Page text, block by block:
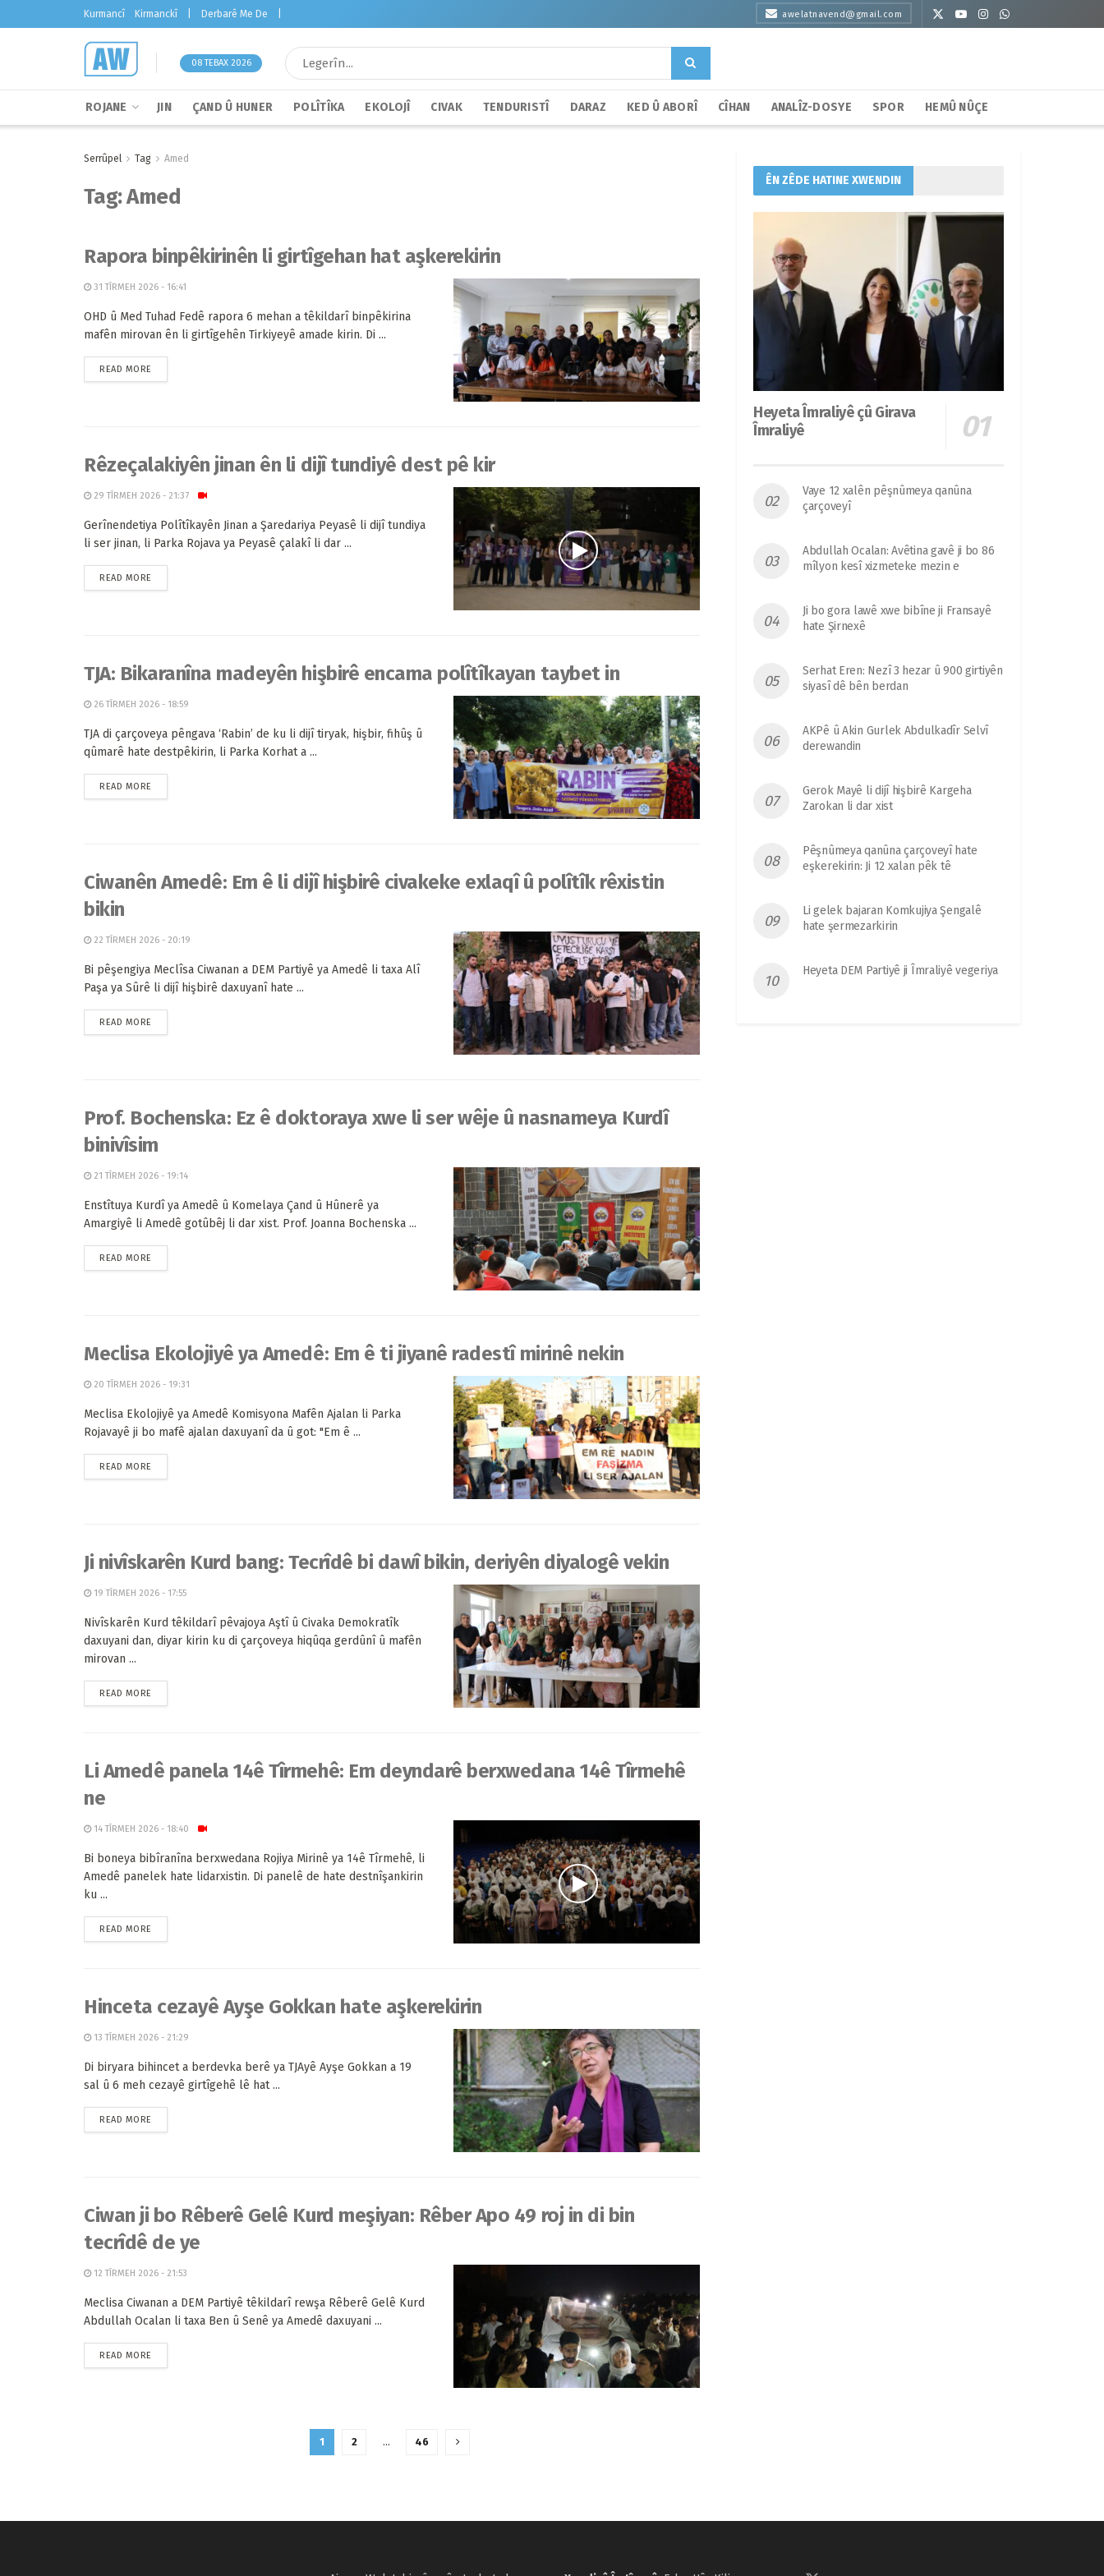
Kurmancî Kirmanckî Derbarê Me De awelatnavend@gmail.com
08 TEBAX 2026
ROJANE JIN ÇAND Û HUNER POLÎTÎKA EKOLOJÎ CIVAK TENDURISTÎ DARAZ KED Û ABORÎ CÎHAN ANALÎZ-DOSYE SPOR HEMÛ NÛÇE
Serrûpel Tag Amed
Tag:Amed
Rapora binpêkirinên li girtîgehan hat aşkerekirin
31 TÎRMEH 2026 - 16:41
OHD û Med Tuhad Fedê rapora 6 mehan a têkildarî binpêkirina
mafên mirovan ên li girtîgehên Tirkiyeyê amade kirin. Di ...
READ MORE
Rêzeçalakiyên jinan ên li dijî tundiyê dest pê kir
29 TÎRMEH 2026 - 21:37
Gerînendetiya Polîtîkayên Jinan a Şaredariya Peyasê li dijî tundiya
li ser jinan, li Parka Rojava ya Peyasê çalakî li dar ...
READ MORE
TJA: Bikaranîna madeyên hişbirê encama polîtîkayan taybet in
26 TÎRMEH 2026 - 18:59
TJA di çarçoveya pêngava ‘Rabin’ de ku li dijî tiryak, hişbir, fihûş û
qûmarê hate destpêkirin, li Parka Korhat a ...
READ MORE
Ciwanên Amedê: Em ê li dijî hişbirê civakeke exlaqî û polîtîk rêxistin
bikin
22 TÎRMEH 2026 - 20:19
Bi pêşengiya Meclîsa Ciwanan a DEM Partiyê ya Amedê li taxa Alî
Paşa ya Sûrê li dijî hişbirê daxuyanî hate ...
READ MORE
Prof. Bochenska: Ez ê doktoraya xwe li ser wêje û nasnameya Kurdî
binivîsim
21 TÎRMEH 2026 - 19:14
Enstîtuya Kurdî ya Amedê û Komelaya Çand û Hûnerê ya
Amargiyê li Amedê gotûbêj li dar xist. Prof. Joanna Bochenska ...
READ MORE
Meclisa Ekolojiyê ya Amedê: Em ê ti jiyanê radestî mirinê nekin
20 TÎRMEH 2026 - 19:31
Meclisa Ekolojiyê ya Amedê Komisyona Mafên Ajalan li Parka
Rojavayê ji bo mafê ajalan daxuyanî da û got: "Em ê ...
READ MORE
Ji nivîskarên Kurd bang: Tecrîdê bi dawî bikin, deriyên diyalogê vekin
19 TÎRMEH 2026 - 17:55
Nivîskarên Kurd têkildarî pêvajoya Aştî û Civaka Demokratîk
daxuyani dan, diyar kirin ku di çarçoveya hiqûqa gerdûnî û mafên
mirovan ...
READ MORE
Li Amedê panela 14ê Tîrmehê: Em deyndarê berxwedana 14ê Tîrmehê
ne
14 TÎRMEH 2026 - 18:40
Bi boneya bibîranîna berxwedana Rojiya Mirinê ya 14ê Tîrmehê, li
Amedê panelek hate lidarxistin. Di panelê de hate destnîşankirin
ku ...
READ MORE
Hinceta cezayê Ayşe Gokkan hate aşkerekirin
13 TÎRMEH 2026 - 21:29
Di biryara bihincet a berdevka berê ya TJAyê Ayşe Gokkan a 19
sal û 6 meh cezayê girtîgehê lê hat ...
READ MORE
Ciwan ji bo Rêberê Gelê Kurd meşiyan: Rêber Apo 49 roj in di bin
tecrîdê de ye
12 TÎRMEH 2026 - 21:53
Meclisa Ciwanan a DEM Partiyê têkildarî rewşa Rêberê Gelê Kurd
Abdullah Ocalan li taxa Ben û Senê ya Amedê daxuyani ...
READ MORE
1 2 … 46
ÊN ZÊDE HATINE XWENDIN
Heyeta Îmraliyê çû Girava
Îmraliyê
Vaye 12 xalên pêşnûmeya qanûna
çarçoveyî
Abdullah Ocalan: Avêtina gavê ji bo 86
mîlyon kesî xizmeteke mezin e
Ji bo gora lawê xwe bibîne ji Fransayê
hate Şirnexê
Serhat Eren: Nezî 3 hezar û 900 girtiyên
siyasî dê bên berdan
AKPê û Akin Gurlek Abdulkadîr Selvî
derewandin
Gerok Mayê li dijî hişbirê Kargeha
Zarokan li dar xist
Pêşnûmeya qanûna çarçoveyî hate
eşkerekirin: Ji 12 xalan pêk tê
Li gelek bajaran Komkujiya Şengalê
hate şermezarkirin
Heyeta DEM Partiyê ji Îmraliyê vegeriya